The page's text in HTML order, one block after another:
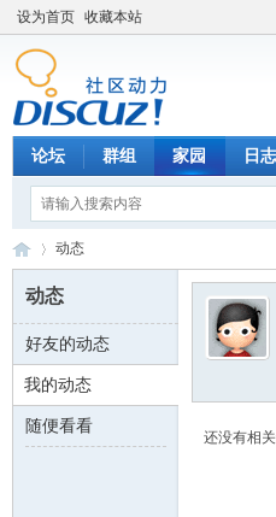
设为首页 收藏本站
论坛 群组 家园 日志
数 ›
动态
动态
好友的动态
我的动态
随便看看
还没有相